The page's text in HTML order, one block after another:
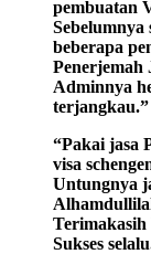
pembuatan
Sebelumnya
beberapa
Penerjemah
Adminnya
terjangkau.”
“Pakai jasa
visa
Untungnya
Sukses